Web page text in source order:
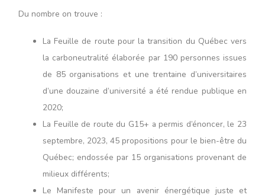
Du nombre on trouve :
La Feuille de route pour la transition du Québec vers
la carboneutralité élaborée par 190 personnes issues
de 85 organisations et une trentaine d’universitaires
d’une douzaine d’université a été rendue publique en
2020;
La Feuille de route du G15+ a permis d’énoncer, le 23
septembre, 2023, 45 propositions pour le bien-être du
Québec; endossée par 15 organisations provenant de
milieux différents;
Le Manifeste pour un avenir énergétique juste et